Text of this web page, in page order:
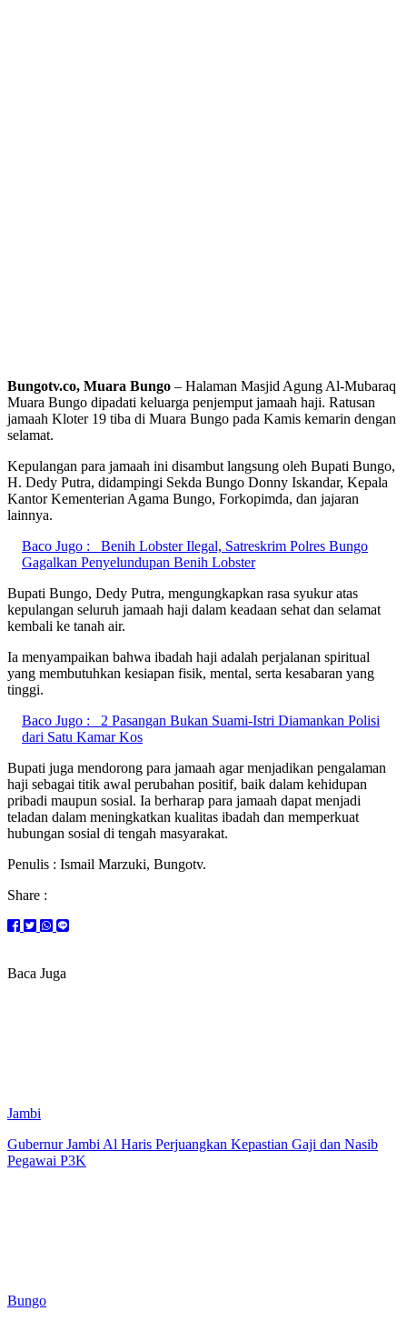
Bungotv.co, Muara Bungo – Halaman Masjid Agung Al-Mubaraq
Muara Bungo dipadati keluarga penjemput jamaah haji. Ratusan
jamaah Kloter 19 tiba di Muara Bungo pada Kamis kemarin dengan
selamat.
Kepulangan para jamaah ini disambut langsung oleh Bupati Bungo,
H. Dedy Putra, didampingi Sekda Bungo Donny Iskandar, Kepala
Kantor Kementerian Agama Bungo, Forkopimda, dan jajaran
lainnya.
Baco Jugo :
Benih Lobster Ilegal, Satreskrim Polres Bungo
Gagalkan Penyelundupan Benih Lobster
Bupati Bungo, Dedy Putra, mengungkapkan rasa syukur atas
kepulangan seluruh jamaah haji dalam keadaan sehat dan selamat
kembali ke tanah air.
Ia menyampaikan bahwa ibadah haji adalah perjalanan spiritual
yang membutuhkan kesiapan fisik, mental, serta kesabaran yang
tinggi.
Baco Jugo :
2 Pasangan Bukan Suami-Istri Diamankan Polisi
dari Satu Kamar Kos
Bupati juga mendorong para jamaah agar menjadikan pengalaman
haji sebagai titik awal perubahan positif, baik dalam kehidupan
pribadi maupun sosial. Ia berharap para jamaah dapat menjadi
teladan dalam meningkatkan kualitas ibadah dan memperkuat
hubungan sosial di tengah masyarakat.
Penulis : Ismail Marzuki, Bungotv.
Share :
Baca Juga
Jambi
Gubernur Jambi Al Haris Perjuangkan Kepastian Gaji dan Nasib
Pegawai P3K
Bungo